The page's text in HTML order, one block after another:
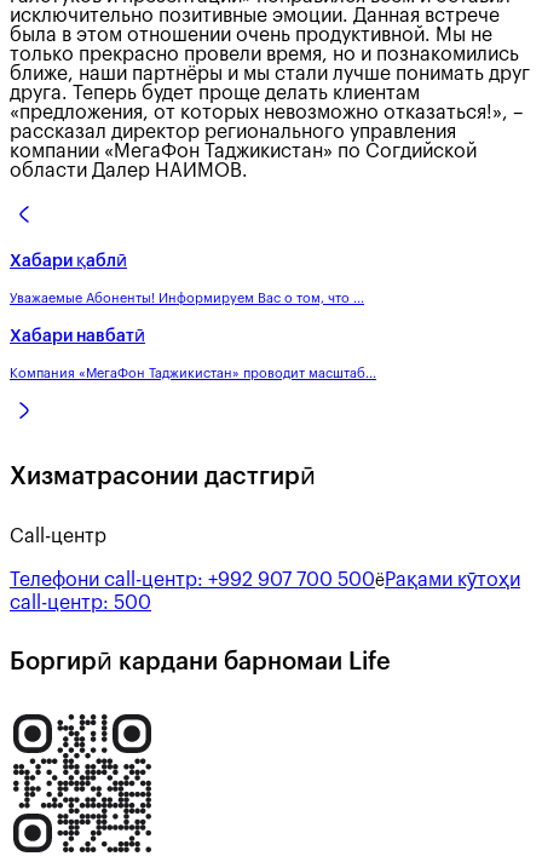
исключительно позитивные эмоции. Данная встрече
была в этом отношении очень продуктивной. Мы не
только прекрасно провели время, но и познакомились
ближе, наши партнёры и мы стали лучше понимать друг
друга. Теперь будет проще делать клиентам
«предложения, от которых невозможно отказаться!», –
рассказал директор регионального управления
компании «МегаФон Таджикистан» по Согдийской
области Далер НАИМОВ.
Хабари қаблӣ
Уважаемые Абоненты! Информируем Вас о том, что ...
Хабари навбатӣ
Компания «МегаФон Таджикистан» проводит масштаб...
Хизматрасонии дастгирӣ
Call-центр
Телефони call-центр: +992 907 700 500ёРақами кӯтоҳи
call-центр: 500
Боргирӣ кардани барномаи Life